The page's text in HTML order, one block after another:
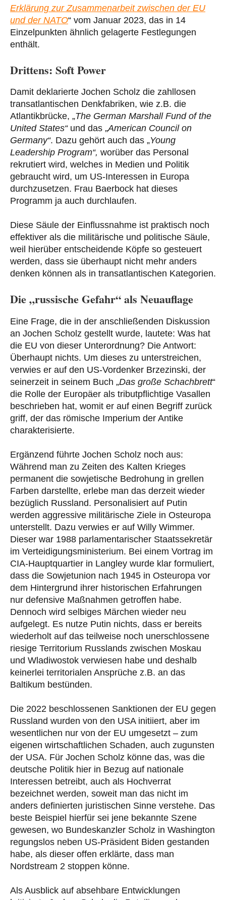
Erklärung zur Zusammenarbeit zwischen der EU
und der NATO“ vom Januar 2023, das in 14
Einzelpunkten ähnlich gelagerte Festlegungen
enthält.
Drittens: Soft Power
Damit deklarierte Jochen Scholz die zahllosen
transatlantischen Denkfabriken, wie z.B. die
Atlantikbrücke, „The German Marshall Fund of the
United States“und das „American Council on
Germany“. Dazu gehört auch das „Young
Leadership Program“, worüber das Personal
rekrutiert wird, welches in Medien und Politik
gebraucht wird, um US-Interessen in Europa
durchzusetzen. Frau Baerbock hat dieses
Programm ja auch durchlaufen.
Diese Säule der Einflussnahme ist praktisch noch
effektiver als die militärische und politische Säule,
weil hierüber entscheidende Köpfe so gesteuert
werden, dass sie überhaupt nicht mehr anders
denken können als in transatlantischen Kategorien.
Die „russische Gefahr“ als Neuauflage
Eine Frage, die in der anschließenden Diskussion
an Jochen Scholz gestellt wurde, lautete: Was hat
die EU von dieser Unterordnung? Die Antwort:
Überhaupt nichts. Um dieses zu unterstreichen,
verwies er auf den US-Vordenker Brzezinski, der
seinerzeit in seinem Buch „Das große Schachbrett“
die Rolle der Europäer als tributpflichtige Vasallen
beschrieben hat, womit er auf einen Begriff zurück
griff, der das römische Imperium der Antike
charakterisierte.
Ergänzend führte Jochen Scholz noch aus:
Während man zu Zeiten des Kalten Krieges
permanent die sowjetische Bedrohung in grellen
Farben darstellte, erlebe man das derzeit wieder
bezüglich Russland. Personalisiert auf Putin
werden aggressive militärische Ziele in Osteuropa
unterstellt. Dazu verwies er auf Willy Wimmer.
Dieser war 1988 parlamentarischer Staatssekretär
im Verteidigungsministerium. Bei einem Vortrag im
CIA-Hauptquartier in Langley wurde klar formuliert,
dass die Sowjetunion nach 1945 in Osteuropa vor
dem Hintergrund ihrer historischen Erfahrungen
nur defensive Maßnahmen getroffen habe.
Dennoch wird selbiges Märchen wieder neu
aufgelegt. Es nutze Putin nichts, dass er bereits
wiederholt auf das teilweise noch unerschlossene
riesige Territorium Russlands zwischen Moskau
und Wladiwostok verwiesen habe und deshalb
keinerlei territorialen Ansprüche z.B. an das
Baltikum bestünden.
Die 2022 beschlossenen Sanktionen der EU gegen
Russland wurden von den USA initiiert, aber im
wesentlichen nur von der EU umgesetzt – zum
eigenen wirtschaftlichen Schaden, auch zugunsten
der USA. Für Jochen Scholz könne das, was die
deutsche Politik hier in Bezug auf nationale
Interessen betreibt, auch als Hochverrat
bezeichnet werden, soweit man das nicht im
anders definierten juristischen Sinne verstehe. Das
beste Beispiel hierfür sei jene bekannte Szene
gewesen, wo Bundeskanzler Scholz in Washington
regungslos neben US-Präsident Biden gestanden
habe, als dieser offen erklärte, dass man
Nordstream 2 stoppen könne.
Als Ausblick auf absehbare Entwicklungen